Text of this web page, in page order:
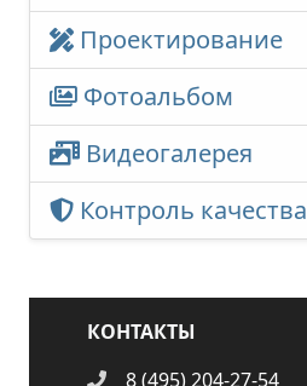
Проектирование
Фотоальбом
Видеогалерея
Контроль качества
КОНТАКТЫ
8 (495) 204-27-54